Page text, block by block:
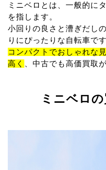
ミニベロとは、一般的に
を指します。
小回りの良さと漕ぎだし
りにぴったりな自転車です
コンパクトでおしゃれな
高く
、中古でも高価買取
ミニベロ